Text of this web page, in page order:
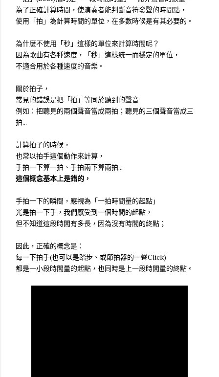
為了正確計算時間，使演奏者能判斷音符發聲的時間點，
使用「拍」為計算時間的單位，在多數時候是有其必要的。
為什麼不使用「秒」這樣的單位來計算時間呢？
因為歌曲有各種速度，「秒」這樣統一而穩定的單位，
不適合用於各種速度的音樂。
關於拍子，
常見的錯誤是把「拍」等同於聽到的聲音
例如：把聽見的兩個聲音當成兩拍；聽見的三個聲音當成三
拍...
計算拍子的時候，
也常以拍手這個動作來計算，
手拍一下算一拍、手拍兩下算兩拍...
這個概念基本上是錯的，
手拍一下的瞬間，應視為「一拍時間量的起點」
光是拍一下手，我們感受到一個時間的起點，
但不知道這段時間有多長，因為沒有時間的終點；
因此，正確的概念是：
每一下拍手(也可以是踏步、或節拍器的一聲Click)
都是一小段時間量的起點，也同時是上一段時間量的終點。